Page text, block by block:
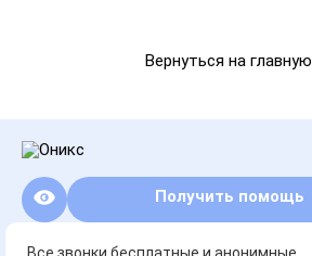
Вернуться на главную
Получить помощь